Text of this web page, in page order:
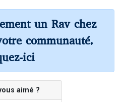
un Rav chez
communauté,
ici
aimé ?